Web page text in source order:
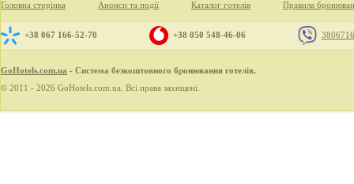
Головна сторінка Анонси та події Каталог готелів Правила
+38 067 166-52-70 +38 050 548-46-06
GoHotels.com.ua - Система безкоштовного бронювання готелів.
© 2011 - 2026 GoHotels.com.ua. Всі права захищені.